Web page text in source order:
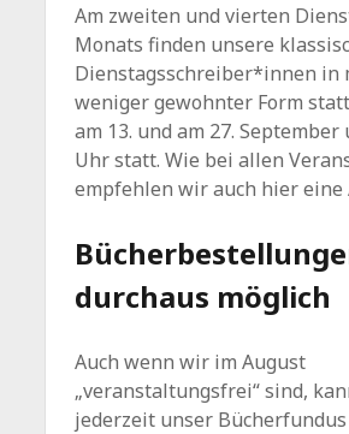
Am zweiten und vierten
Monats finden unsere
Dienstagsschreiber*innen in
weniger gewohnter Form
am 13. und am 27. September
Uhr statt. Wie bei allen
empfehlen wir auch hier eine
durchaus möglich
Auch wenn wir im August
„veranstaltungsfrei“ sind,
jederzeit unser